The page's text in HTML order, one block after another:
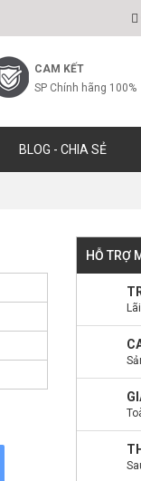
CAM KẾT
SP Chính hãng 100%
BLOG - CHIA SẺ
HỖ TRỢ